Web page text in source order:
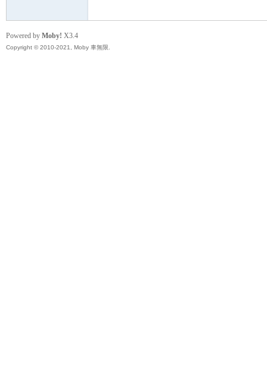
Powered by Moby! X3.4
Copyright © 2010-2021, Moby 車無限.